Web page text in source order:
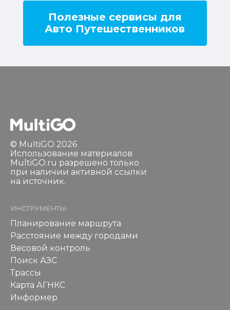
Полезные сервисы для
Авто Путешественников
© MultiGO 2026
Использование материалов
MultiGO.ru разрешено только
при наличии активной ссылки
на источник.
ИНСТРУМЕНТЫ
Планирование маршрута
Расстояние между городами
Весовой контроль
Поиск АЗС
Трассы
Карта АГНКС
Информер